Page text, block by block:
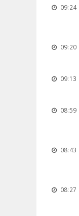
09:24
09:20
09:13
08:59
08:43
08:27